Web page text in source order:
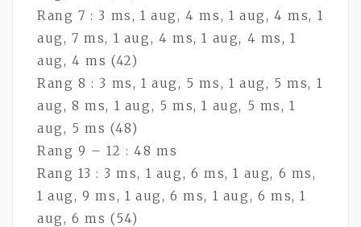
Rang 7 : 3 ms, 1 aug, 4 ms, 1 aug, 4 ms, 1
aug, 7 ms, 1 aug, 4 ms, 1 aug, 4 ms, 1
aug, 4 ms (42)
Rang 8 : 3 ms, 1 aug, 5 ms, 1 aug, 5 ms, 1
aug, 8 ms, 1 aug, 5 ms, 1 aug, 5 ms, 1
aug, 5 ms (48)
Rang 9 – 12 : 48 ms
Rang 13 : 3 ms, 1 aug, 6 ms, 1 aug, 6 ms,
1 aug, 9 ms, 1 aug, 6 ms, 1 aug, 6 ms, 1
aug, 6 ms (54)